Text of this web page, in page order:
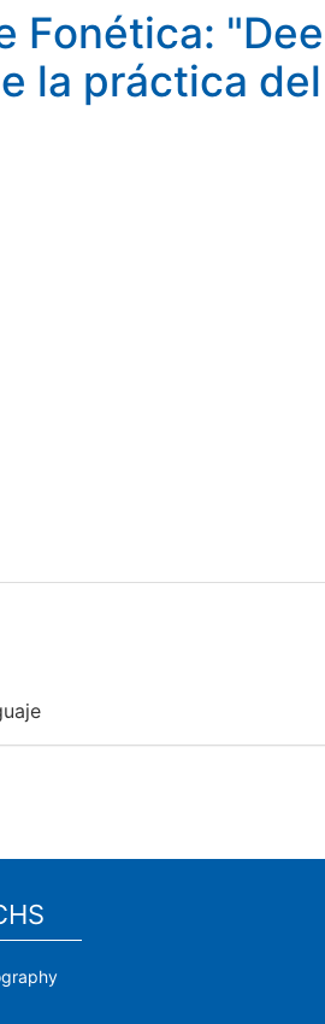
Fonética:
la práctica